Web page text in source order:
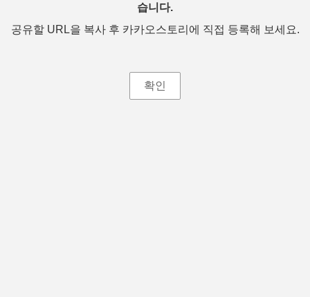
습니다.
공유할 URL을 복사 후 카카오스토리에 직접 등록해 보세요.
확인